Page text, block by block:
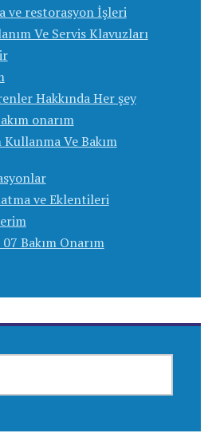
ve restorasyon İşleri
Ve Servis Klavuzları
Hakkında Her şey
onarım
Ve Bakım
ve Eklentileri
Bakım Onarım